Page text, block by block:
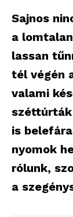
Sajnos
a
lassan
tél végén
valami
is
nyomok
rólunk,
a